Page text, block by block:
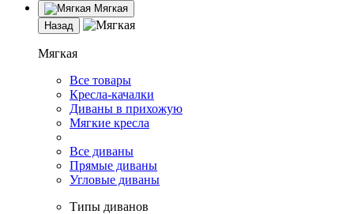
Мягкая
Назад
Мягкая
Все товары
Кресла-качалки
Диваны в прихожую
Мягкие кресла
Все диваны
Прямые диваны
Угловые диваны
Типы диванов